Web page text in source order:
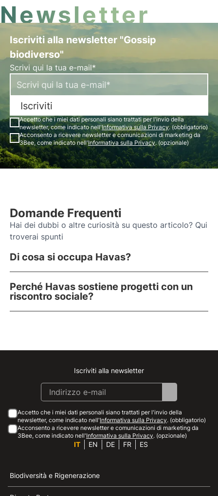
Newsletter
Iscriviti alla newsletter "Gossip
biodiverso"
Scrivi qui la tua e-mail*
Iscriviti
Accetto che i miei dati personali siano trattati per l'invio della
newsletter, come indicato nell'Informativa sulla Privacy. (obbligatorio)
Acconsento a ricevere newsletter e comunicazioni di marketing da
3Bee, come indicato nell'Informativa sulla Privacy. (opzionale)
Domande Frequenti
Hai dei dubbi o altre curiosità su questo articolo? Qui
troverai spunti
Di cosa si occupa Havas?
Perché Havas sostiene progetti con un
riscontro sociale?
Instagram
Facebook
Linkedin
Youtube
Iscriviti alla newsletter
Accetto che i miei dati personali siano trattati per l'invio della
newsletter, come indicato nell'Informativa sulla Privacy. (obbligatorio)
Acconsento a ricevere newsletter e comunicazioni di marketing da
3Bee, come indicato nell'Informativa sulla Privacy. (opzionale)
IT EN DE FR ES
Biodiversità e Rigenerazione